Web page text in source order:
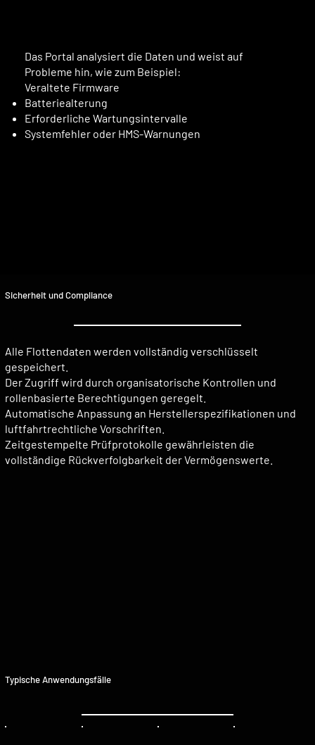
Das Portal analysiert die Daten und weist auf
Probleme hin, wie zum Beispiel:
Veraltete Firmware
Batteriealterung
Erforderliche Wartungsintervalle
Systemfehler oder HMS-Warnungen
Sicherheit und Compliance
Alle Flottendaten werden vollständig verschlüsselt
gespeichert.
Der Zugriff wird durch organisatorische Kontrollen und
rollenbasierte Berechtigungen geregelt.
Automatische Anpassung an Herstellerspezifikationen und
luftfahrtrechtliche Vorschriften.
Zeitgestempelte Prüfprotokolle gewährleisten die
vollständige Rückverfolgbarkeit der Vermögenswerte.
Typische Anwendungsfälle